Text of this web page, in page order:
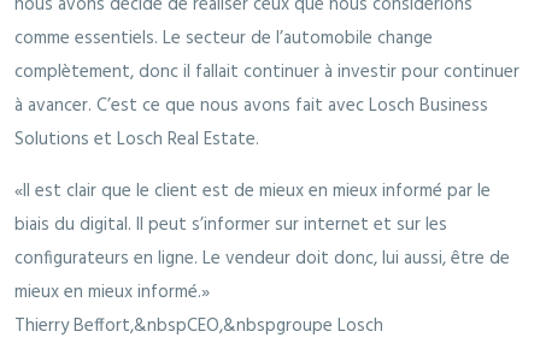
comme essentiels. Le secteur de l’automobile change
complètement, donc il fallait continuer à investir pour continuer
à avancer. C’est ce que nous avons fait avec Losch Business
Solutions et Losch Real Estate.
Il est clair que le client est de mieux en mieux informé par le
biais du digital. Il peut s’informer sur internet et sur les
configurateurs en ligne. Le vendeur doit donc, lui aussi, être de
mieux en mieux informé.
Thierry Beffort,&nbspCEO,&nbspgroupe Losch